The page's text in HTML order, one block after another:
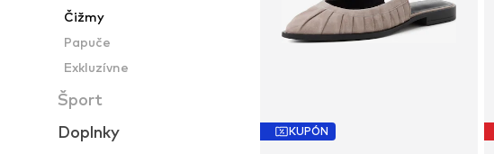
Čižmy
Papuče
Exkluzívne
Šport
Doplnky
KUPÓN